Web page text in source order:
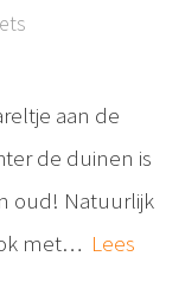
aan de
de duinen is
oud! Natuurlijk
met… Lees